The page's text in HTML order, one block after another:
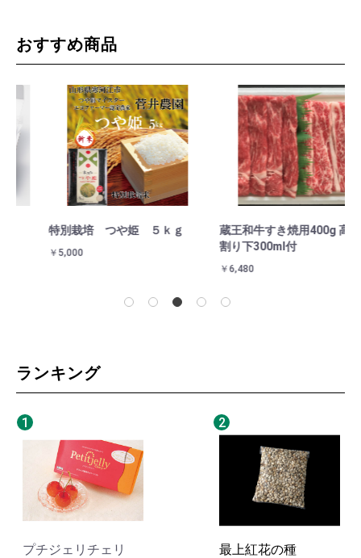
おすすめ商品
特別栽培 つや姫 ５ｋｇ
蔵王和牛すき焼用400g 高橋の
割り下300ml付
ランキング
1
プチジェリチェリ
2
最上紅花の種